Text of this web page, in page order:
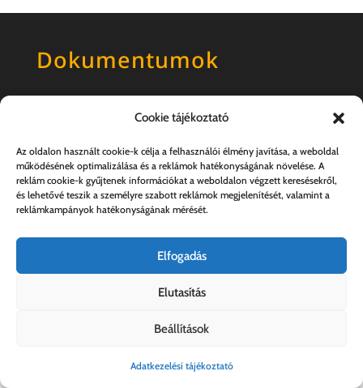
Cookie tájékoztató
Az oldalon használt cookie-k célja a felhasználói élmény javítása, a weboldal
működésének optimalizálása és a reklámok hatékonyságának növelése. A
reklám cookie-k gyűjtenek információkat a weboldalon végzett keresésekről,
és lehetővé teszik a személyre szabott reklámok megjelenítését, valamint a
reklámkampányok hatékonyságának mérését.
Elfogadás
Elutasítás
Beállítások
Adatkezelési tájékoztató
Dokumentumok
Általános szerződési feltételek
Kovács András e.v. | 57357889-1-33